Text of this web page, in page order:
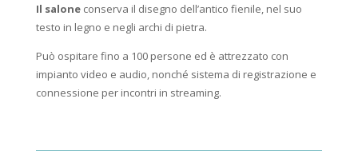
Il salone conserva il disegno dell’antico fienile, nel suo
testo in legno e negli archi di pietra.
Può ospitare fino a 100 persone ed è attrezzato con
impianto video e audio, nonché sistema di registrazione e
connessione per incontri in streaming.